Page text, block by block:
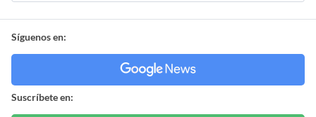
Síguenos en:
Suscríbete en: